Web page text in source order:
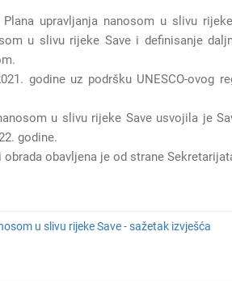
upravljanja nanosom u slivu
u slivu rijeke Save i definisanje
godine uz podršku UNESCO-ovog
u slivu rijeke Saveusvojila je
godine.
obavljena je od strane
u slivu rijeke Save - sažetak izvješća